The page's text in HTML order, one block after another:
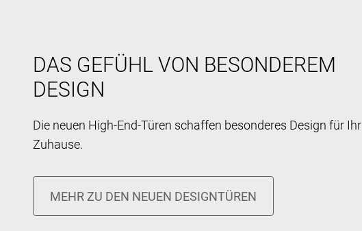
DAS GEFÜHL VON BESONDEREM
DESIGN
Die neuen High-End-Türen schaffen besonderes Design für Ihr
Zuhause.